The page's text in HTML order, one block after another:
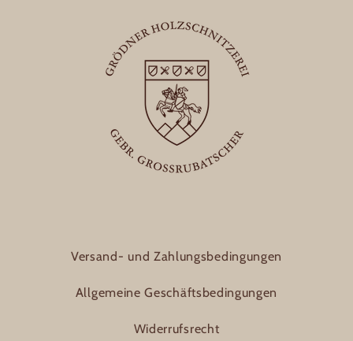
Versand- und Zahlungsbedingungen
Allgemeine Geschäftsbedingungen
Widerrufsrecht